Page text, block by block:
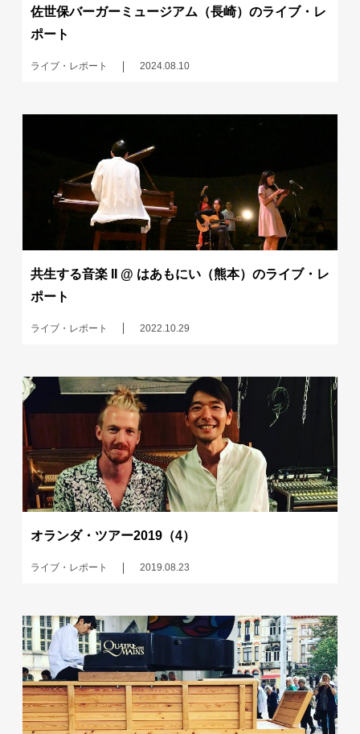
佐世保バーガーミュージアム（長崎）のライブ・レ
ポート
ライブ・レポート 2024.08.10
共生する音楽 II @ はあもにい（熊本）のライブ・レ
ポート
ライブ・レポート 2022.10.29
オランダ・ツアー2019（4）
ライブ・レポート 2019.08.23